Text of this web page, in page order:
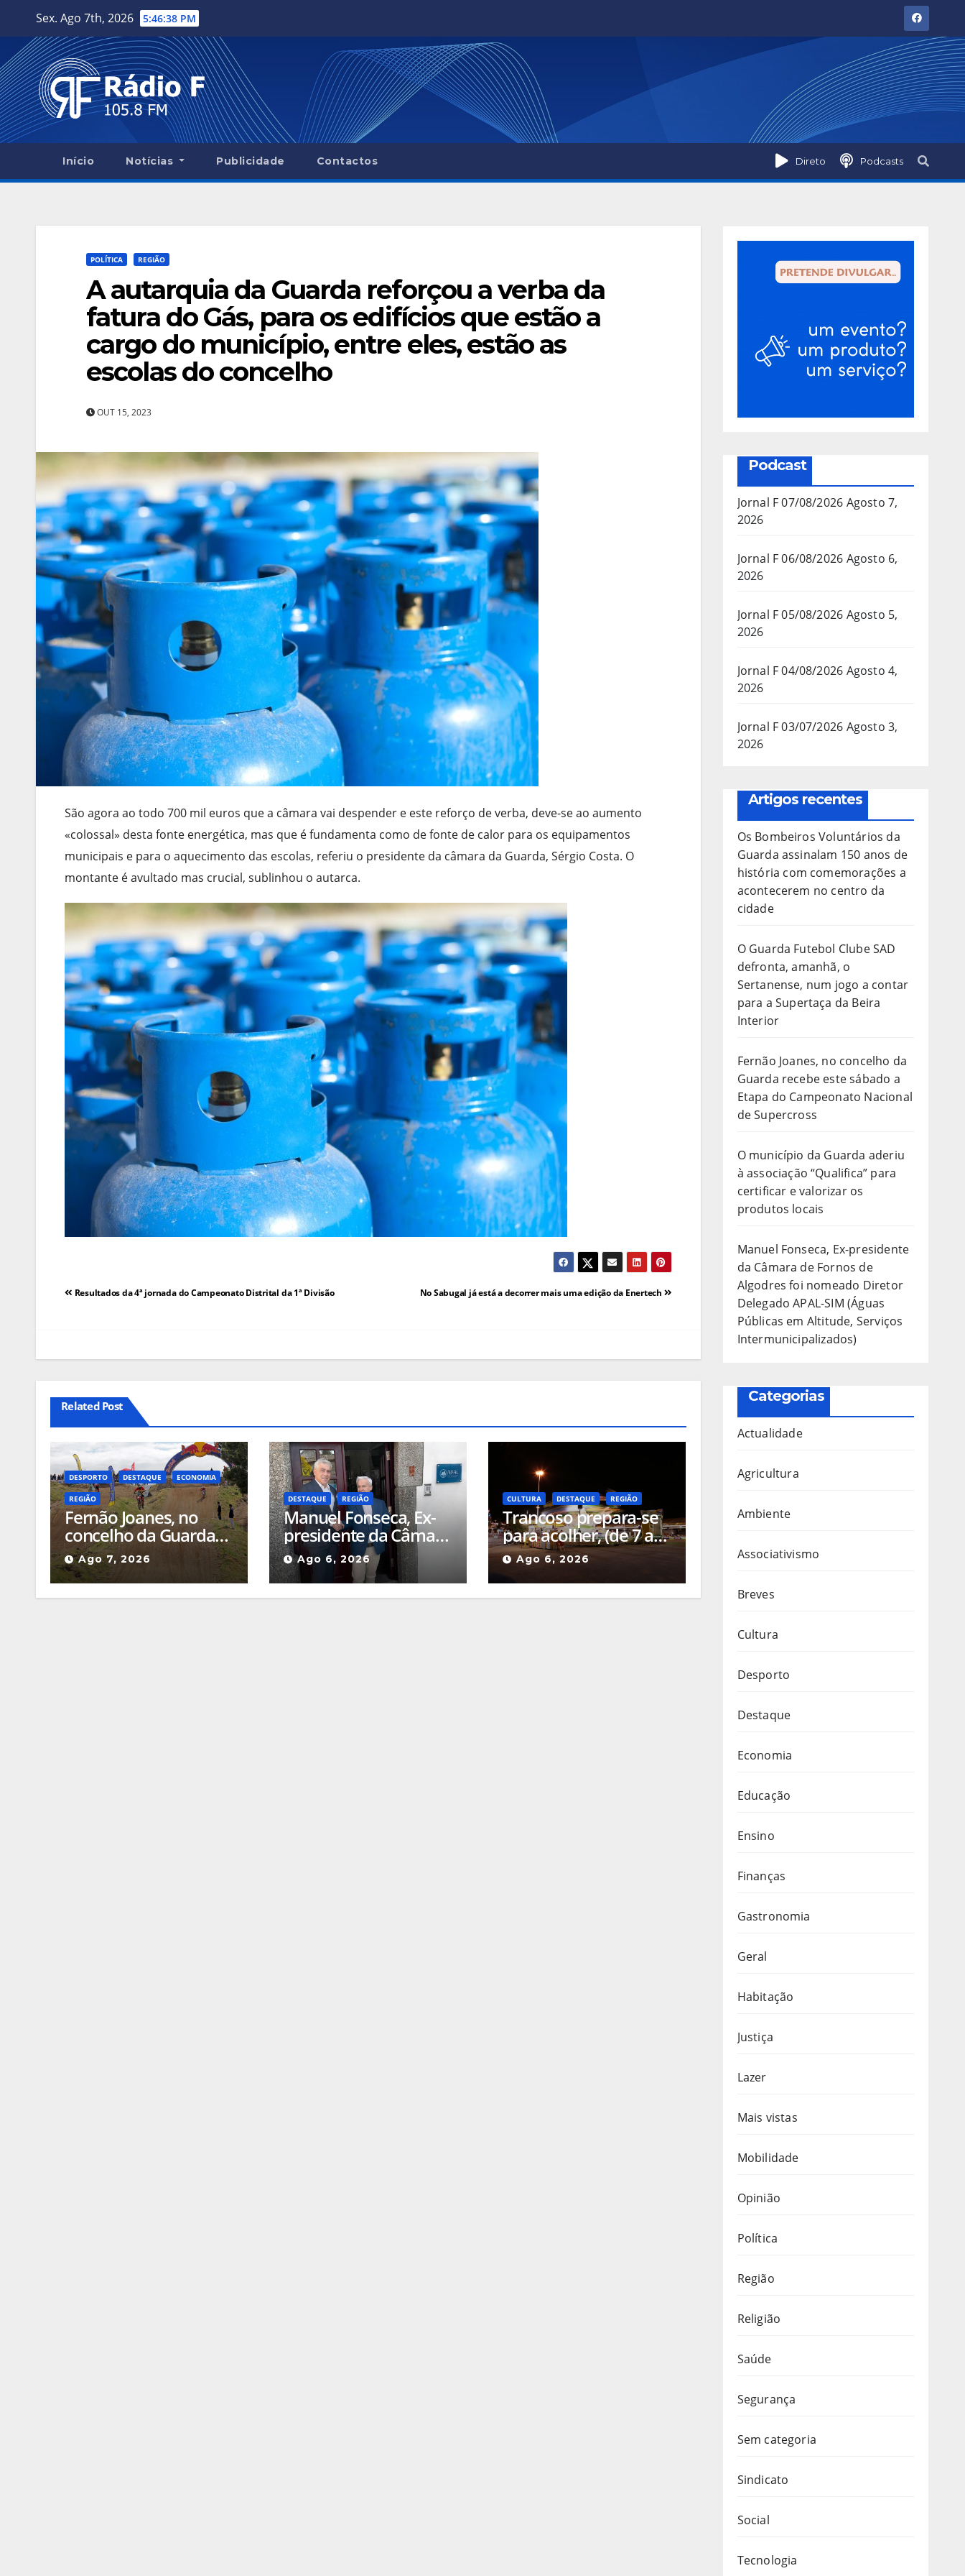
content
Sex. Ago 7th, 2026 5:46:39 PM
Direto Podcasts
Início Notícias Publicidade Contactos
POLÍTICA REGIÃO
A autarquia da Guarda reforçou a verba da
fatura do Gás, para os edifícios que estão a
cargo do município, entre eles, estão as
escolas do concelho
OUT 15, 2023
São agora ao todo 700 mil euros que a câmara vai despender e este reforço de verba, deve-se ao aumento
«colossal» desta fonte energética, mas que é fundamenta como de fonte de calor para os equipamentos
municipais e para o aquecimento das escolas, referiu o presidente da câmara da Guarda, Sérgio Costa. O
montante é avultado mas crucial, sublinhou o autarca.
Navegação
No Sabugal já está a decorrer mais uma edição da Enertech
Resultados da 4ª jornada do Campeonato Distrital da 1ª Divisão
Related Post
DESPORTO DESTAQUE ECONOMIA
REGIÃO
Fernão Joanes, no
concelho da Guarda
recebe este sábado a
Etapa do Campeonato
Nacional de
Ago 7, 2026
DESTAQUE REGIÃO
Manuel Fonseca, Ex-
presidente da Câmara
de Fornos de Algodres
foi nomeado Diretor
Delegado APAL-SIM
Ago 6, 2026
CULTURA DESTAQUE REGIÃO
Trancoso prepara-se
para acolher, (de 7 a
16 de agosto,) mais
uma edição da Feira
de São Bartolomeu, a
Ago 6, 2026
Podcast
Jornal F 07/08/2026 Agosto 7,
2026
Jornal F 06/08/2026 Agosto 6,
2026
Jornal F 05/08/2026 Agosto 5,
2026
Jornal F 04/08/2026 Agosto 4,
2026
Jornal F 03/07/2026 Agosto 3,
2026
Artigos recentes
Os Bombeiros Voluntários da
Guarda assinalam 150 anos de
história com comemorações a
acontecerem no centro da
cidade
O Guarda Futebol Clube SAD
defronta, amanhã, o
Sertanense, num jogo a contar
para a Supertaça da Beira
Interior
Fernão Joanes, no concelho da
Guarda recebe este sábado a
Etapa do Campeonato Nacional
de Supercross
O município da Guarda aderiu
à associação “Qualifica” para
certificar e valorizar os
produtos locais
Manuel Fonseca, Ex-presidente
da Câmara de Fornos de
Algodres foi nomeado Diretor
Delegado APAL-SIM (Águas
Públicas em Altitude, Serviços
Intermunicipalizados)
Categorias
Actualidade
Agricultura
Ambiente
Associativismo
Breves
Cultura
Desporto
Destaque
Economia
Educação
Ensino
Finanças
Gastronomia
Geral
Habitação
Justiça
Lazer
Mais vistas
Mobilidade
Opinião
Política
Região
Religião
Saúde
Segurança
Sem categoria
Sindicato
Social
Tecnologia